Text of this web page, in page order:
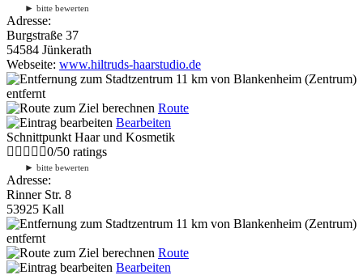
► bitte bewerten
Adresse:
Burgstraße 37
54584 Jünkerath
Webseite: www.hiltruds-haarstudio.de
11 km von Blankenheim (Zentrum)
entfernt
Route
Bearbeiten
Schnittpunkt Haar und Kosmetik
0/50 ratings
► bitte bewerten
Adresse:
Rinner Str. 8
53925 Kall
11 km von Blankenheim (Zentrum)
entfernt
Route
Bearbeiten